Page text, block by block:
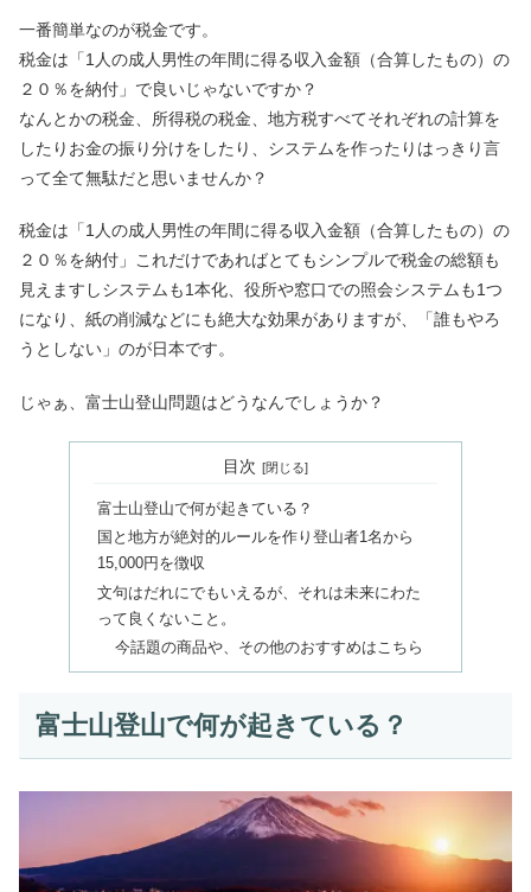
一番簡単なのが税金です。
税金は「1人の成人男性の年間に得る収入金額（合算したもの）の
２０％を納付」で良いじゃないですか？
なんとかの税金、所得税の税金、地方税すべてそれぞれの計算を
したりお金の振り分けをしたり、システムを作ったりはっきり言
って全て無駄だと思いませんか？
税金は「1人の成人男性の年間に得る収入金額（合算したもの）の
２０％を納付」これだけであればとてもシンプルで税金の総額も
見えますしシステムも1本化、役所や窓口での照会システムも1つ
になり、紙の削減などにも絶大な効果がありますが、「誰もやろ
うとしない」のが日本です。
じゃぁ、富士山登山問題はどうなんでしょうか？
目次
富士山登山で何が起きている？
国と地方が絶対的ルールを作り登山者1名から
15,000円を徴収
文句はだれにでもいえるが、それは未来にわた
って良くないこと。
今話題の商品や、その他のおすすめはこちら
富士山登山で何が起きている？